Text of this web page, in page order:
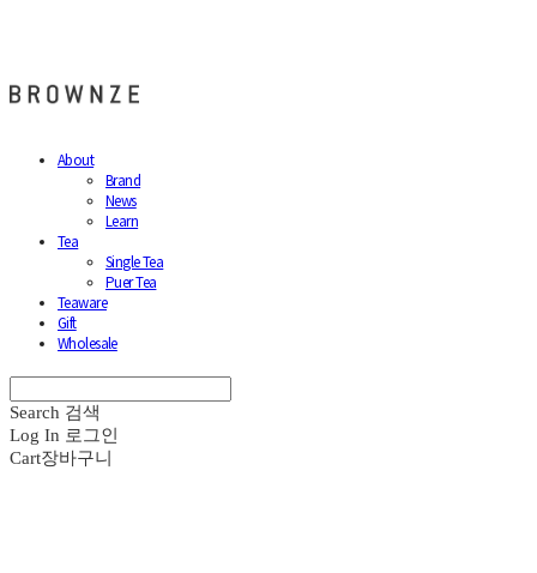
About
Brand
News
Learn
Tea
Single Tea
Puer Tea
Teaware
Gift
Wholesale
Search 검색
Log In 로그인
Cart장바구니